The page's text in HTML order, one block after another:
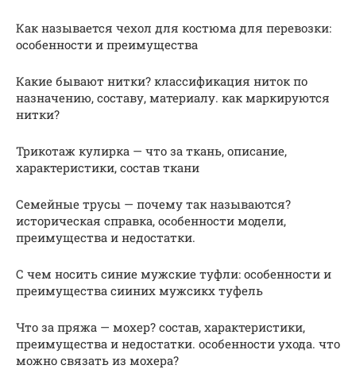
Как называется чехол для костюма для перевозки:
особенности и преимущества
Какие бывают нитки? классификация ниток по
назначению, составу, материалу. как маркируются
нитки?
Трикотаж кулирка — что за ткань, описание,
характеристики, состав ткани
Семейные трусы — почему так называются?
историческая справка, особенности модели,
преимущества и недостатки.
С чем носить синие мужские туфли: особенности и
преимущества сииних мужсикх туфель
Что за пряжа — мохер? состав, характеристики,
преимущества и недостатки. особенности ухода. что
можно связать из мохера?